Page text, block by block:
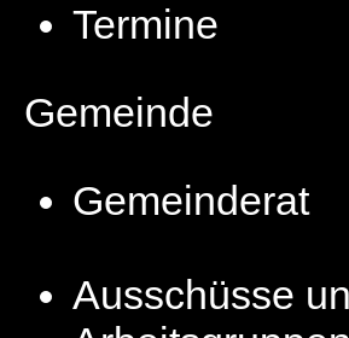
Termine
Gemeinde
Gemeinderat
Ausschüsse